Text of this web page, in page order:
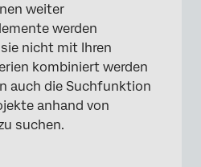
weiter
werden
nicht mit Ihren
kombiniert werden
auch die Suchfunktion
anhand von
suchen.